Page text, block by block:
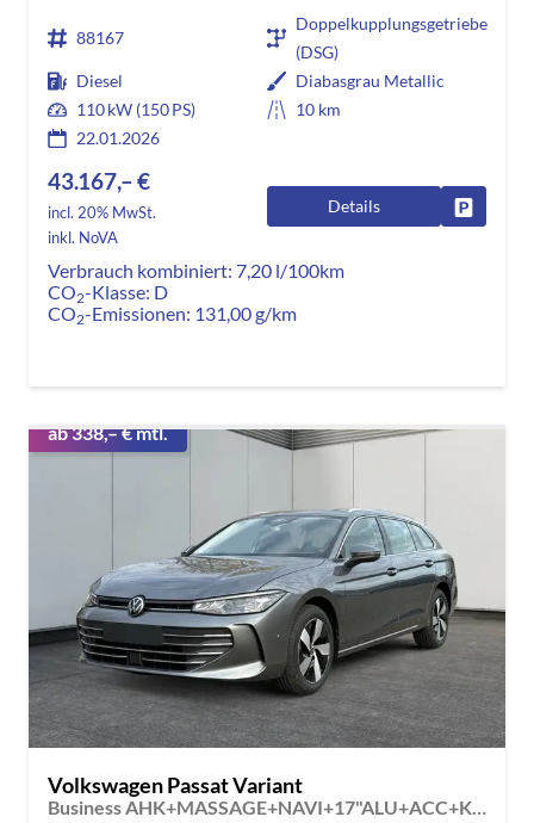
88167
Doppelkupplungsgetriebe
(DSG)
Diesel
Diabasgrau Metallic
110 kW (150 PS)
10 km
22.01.2026
43.167,– €
incl. 20% MwSt.
inkl. NoVA
Details
Verbrauch kombiniert: 7,20 l/100km
CO2-Klasse: D
CO2-Emissionen: 131,00 g/km
ab 338,– € mtl.
Volkswagen Passat Variant
Business AHK+MASSAGE+NAVI+17"ALU+ACC+KAMERA+LED